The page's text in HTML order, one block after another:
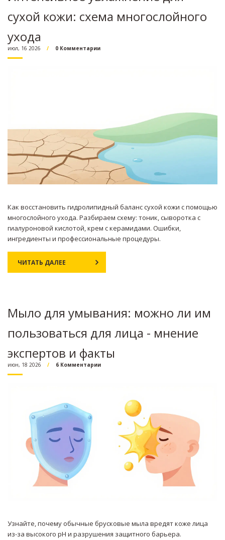
сухой кожи: схема многослойного
ухода
июл, 16 2026 0 Комментарии
Как восстановить гидролипидный баланс сухой кожи с помощью
многослойного ухода. Разбираем схему: тоник, сыворотка с
гиалуроновой кислотой, крем с керамидами. Ошибки,
ингредиенты и профессиональные процедуры.
ЧИТАТЬ ДАЛЕЕ
Мыло для умывания: можно ли им
пользоваться для лица - мнение
экспертов и факты
июн, 18 2026 6 Комментарии
Узнайте, почему обычные брусковые мыла вредят коже лица
из-за высокого pH и разрушения защитного барьера.